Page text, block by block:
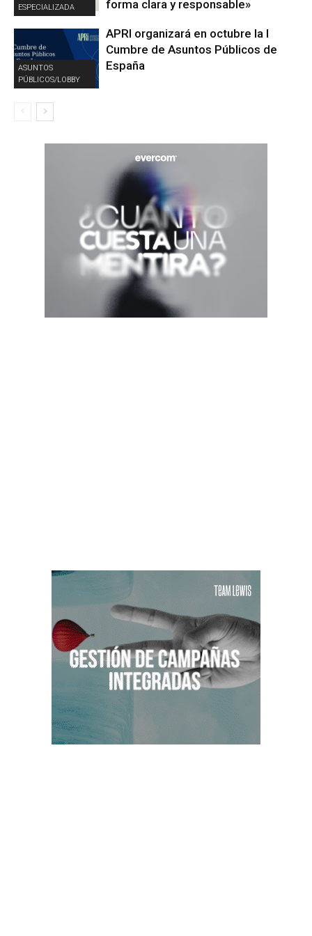
ESPECIALIZADA
forma clara y responsable»
ASUNTOS
PÚBLICOS/LOBBY
APRI organizará en octubre la I
Cumbre de Asuntos Públicos de
España